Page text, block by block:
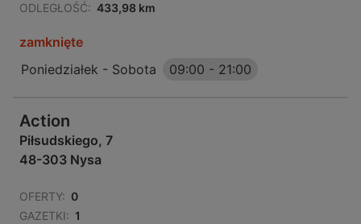
ODLEGŁOŚĆ: 433,98 km
zamknięte
Poniedziałek - Sobota
09:00 - 21:00
Action
Piłsudskiego, 7
48-303 Nysa
OFERTY: 0
GAZETKI: 1